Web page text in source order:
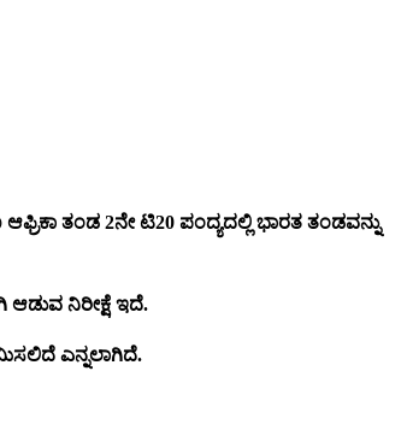
ತಂಡ 2ನೇ ಟಿ20 ಪಂದ್ಯದಲ್ಲಿ ಭಾರತ ತಂಡವನ್ನು
ಆಡುವ ನಿರೀಕ್ಷೆ ಇದೆ.
ಎನ್ನಲಾಗಿದೆ.